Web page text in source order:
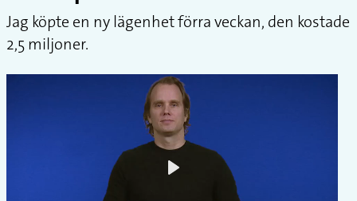
Jag köpte en ny lägenhet förra veckan, den kostade
2,5 miljoner.